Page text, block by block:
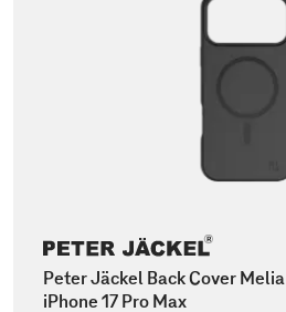
Peter Jäckel Back Cover
iPhone 17 Pro Max